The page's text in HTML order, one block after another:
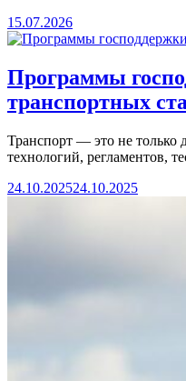
15.07.2026
Программы
транспортных
Транспорт — это не только
технологий, регламентов,
24.10.202524.10.2025